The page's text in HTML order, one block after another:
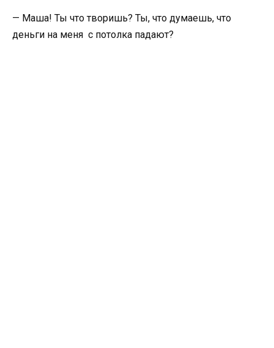
— Маша! Ты что творишь? Ты, что думаешь, что
деньги на меня с потолка падают?